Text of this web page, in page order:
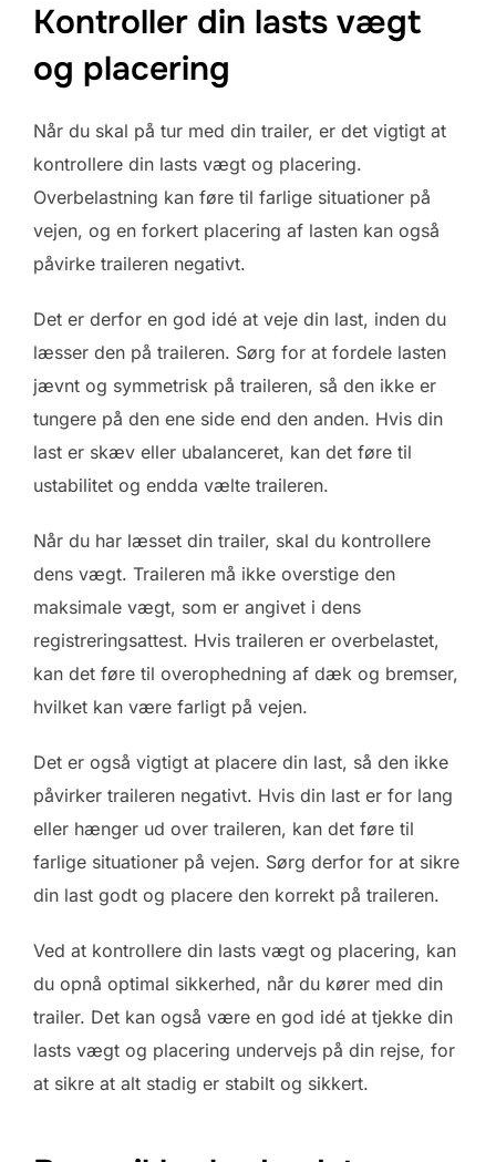
Kontroller din lasts vægt
og placering
Når du skal på tur med din trailer, er det vigtigt at
kontrollere din lasts vægt og placering.
Overbelastning kan føre til farlige situationer på
vejen, og en forkert placering af lasten kan også
påvirke traileren negativt.
Det er derfor en god idé at veje din last, inden du
læsser den på traileren. Sørg for at fordele lasten
jævnt og symmetrisk på traileren, så den ikke er
tungere på den ene side end den anden. Hvis din
last er skæv eller ubalanceret, kan det føre til
ustabilitet og endda vælte traileren.
Når du har læsset din trailer, skal du kontrollere
dens vægt. Traileren må ikke overstige den
maksimale vægt, som er angivet i dens
registreringsattest. Hvis traileren er overbelastet,
kan det føre til overophedning af dæk og bremser,
hvilket kan være farligt på vejen.
Det er også vigtigt at placere din last, så den ikke
påvirker traileren negativt. Hvis din last er for lang
eller hænger ud over traileren, kan det føre til
farlige situationer på vejen. Sørg derfor for at sikre
din last godt og placere den korrekt på traileren.
Ved at kontrollere din lasts vægt og placering, kan
du opnå optimal sikkerhed, når du kører med din
trailer. Det kan også være en god idé at tjekke din
lasts vægt og placering undervejs på din rejse, for
at sikre at alt stadig er stabilt og sikkert.